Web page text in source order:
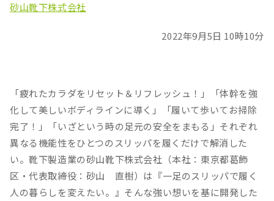
砂山靴下株式会社
2022年9月5日 10時10分
「疲れたカラダをリセット＆リフレッシュ！」「体幹を強
化して美しいボディラインに導く」「履いて歩いてお掃除
完了！」「いざという時の足元の安全をまもる」それぞれ
異なる機能性をひとつのスリッパを履くだけで解消した
い。靴下製造業の砂山靴下株式会社（本社：東京都葛飾
区・代表取締役：砂山 直樹）は『一足のスリッパで履く
人の暮らしを変えたい。』そんな強い想いを基に開発した